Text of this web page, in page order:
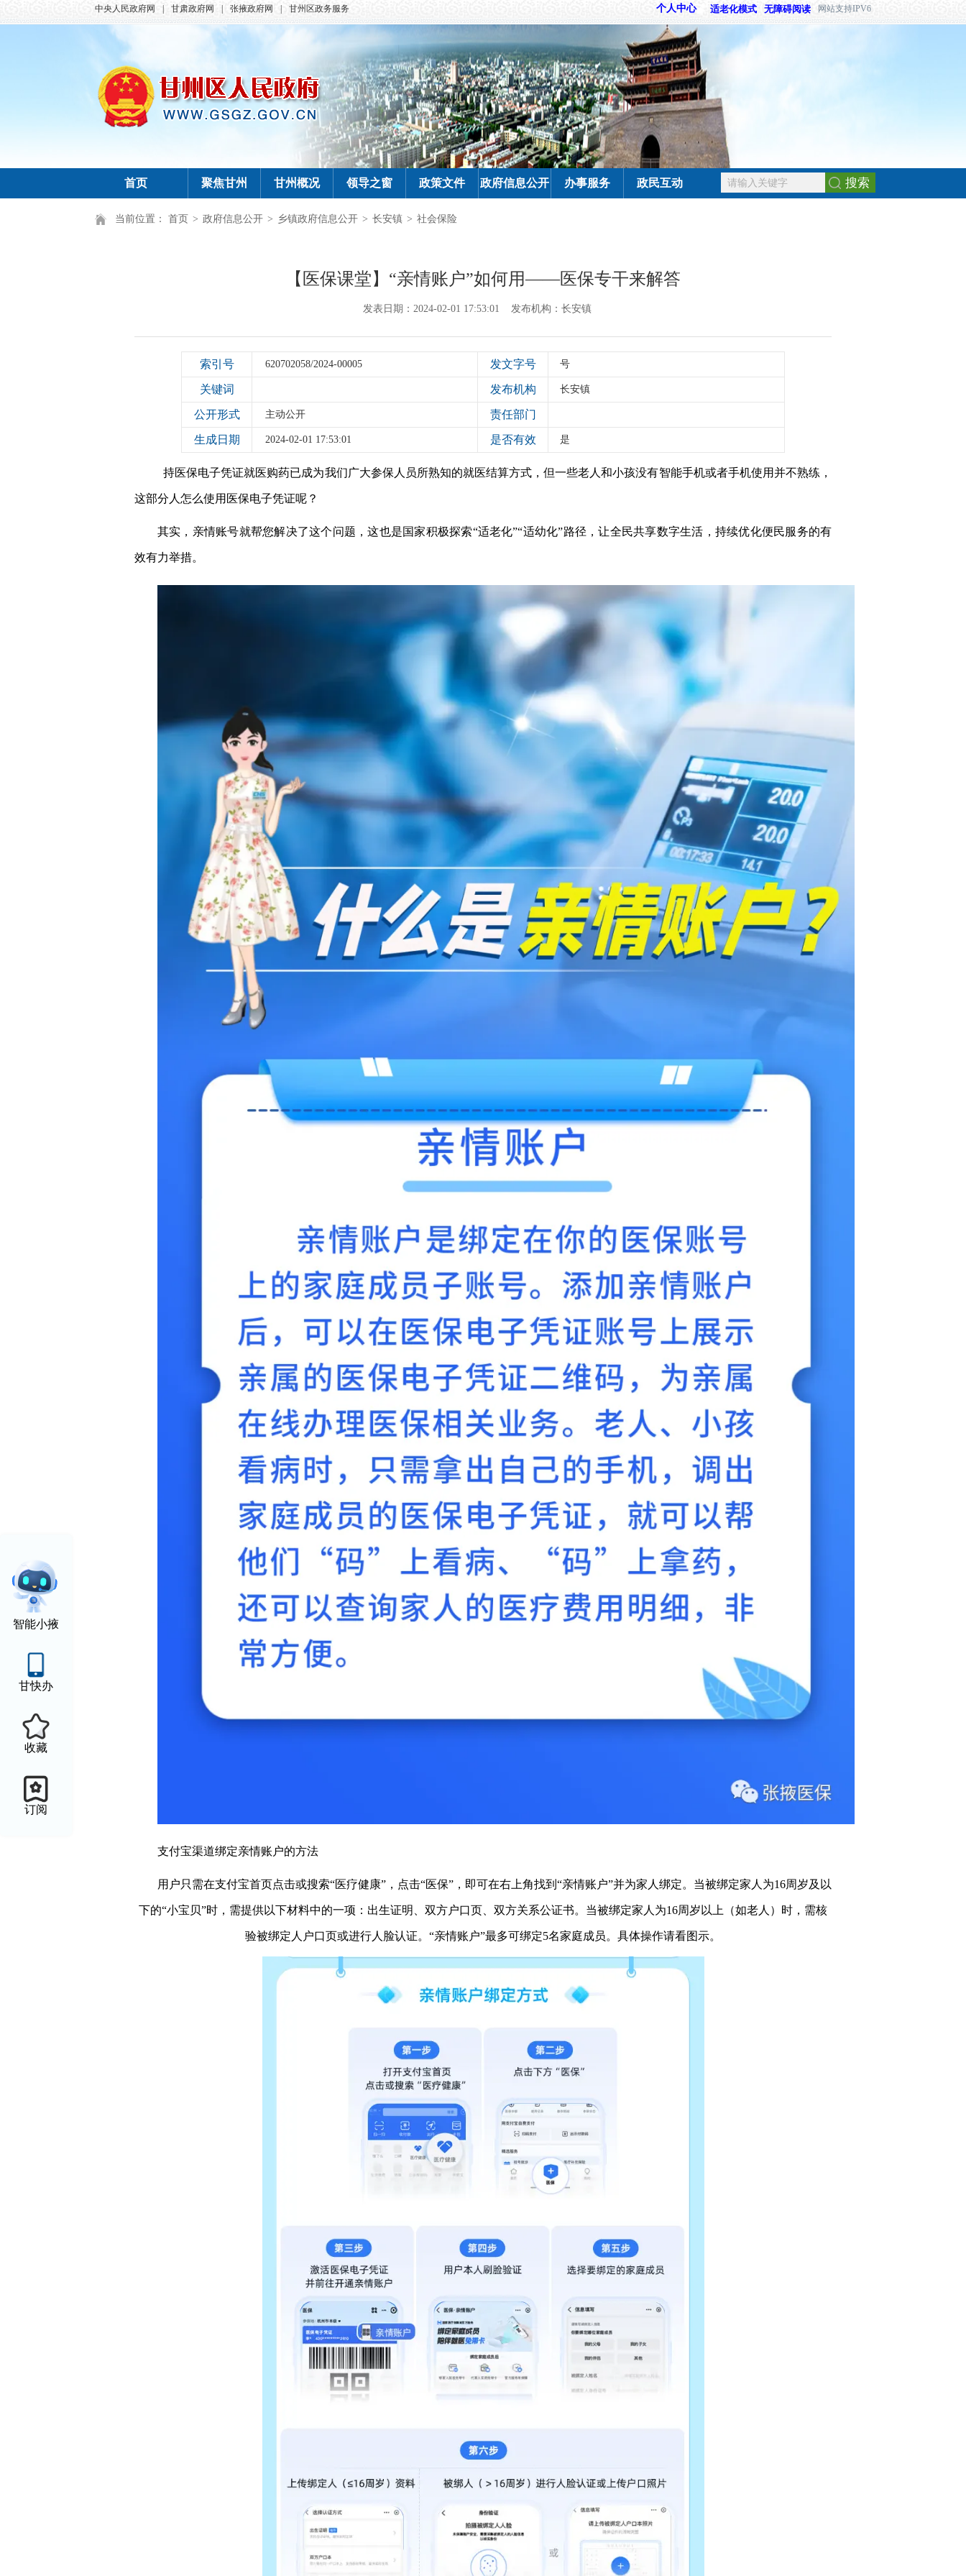
中央人民政府网 甘肃政府网 张掖政府网 甘州区政务服务 网站支持IPV6
无障碍阅读
适老化模式
个人中心
首页 聚焦甘州 甘州概况 领导之窗 政策文件 政府信息公开 办事服务 政民互动 搜索
智能小掖
甘快办
收藏
订阅
当前位置： 首页 > 政府信息公开 > 乡镇政府信息公开 > 长安镇 > 社会保险
【医保课堂】“亲情账户”如何用——医保专干来解答
发表日期：2024-02-01 17:53:01 发布机构：长安镇
索引号 620702058/2024-00005 发文字号 号
关键词 发布机构 长安镇
公开形式 主动公开 责任部门
生成日期 2024-02-01 17:53:01 是否有效 是
持医保电子凭证就医购药已成为我们广大参保人员所熟知的就医结算方式，但一些老人和小孩没有智能手机或者手机使用并不熟练，
这部分人怎么使用医保电子凭证呢？
其实，亲情账号就帮您解决了这个问题，这也是国家积极探索“适老化”“适幼化”路径，让全民共享数字生活，持续优化便民服务的有
效有力举措。
支付宝渠道绑定亲情账户的方法
用户只需在支付宝首页点击或搜索“医疗健康”，点击“医保”，即可在右上角找到“亲情账户”并为家人绑定。当被绑定家人为16周岁及以
下的“小宝贝”时，需提供以下材料中的一项：出生证明、双方户口页、双方关系公证书。当被绑定家人为16周岁以上（如老人）时，需核
验被绑定人户口页或进行人脸认证。“亲情账户”最多可绑定5名家庭成员。具体操作请看图示。